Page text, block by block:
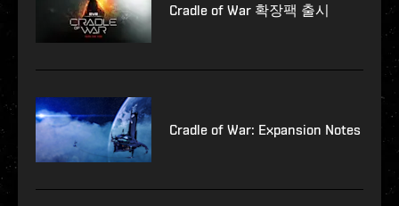
Cradle of War 확장팩 출시
Cradle of War: Expansion Notes